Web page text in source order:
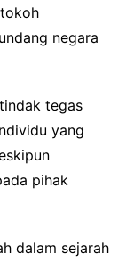
negara
tegas
yang
pihak
dalam sejarah